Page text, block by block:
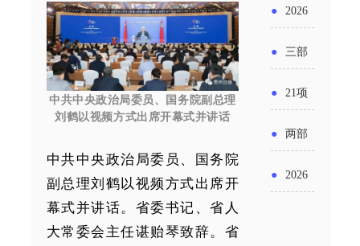
中共中央政治局委员、国务院副总理
刘鹤以视频方式出席开幕式并讲话
中共中央政治局委员、国务院
副总理刘鹤以视频方式出席开
幕式并讲话。省委书记、省人
大常委会主任谌贻琴致辞。省
解）
财政奖
获1.5%
政贴息
发各类
经营主
求做好
帮扶小
额信贷
法及其
实施条
例新变
● 2026
金投向
领域及
申报要
● 三部
五”期间
支持科
● 21项
务培育
● 两部
● 2026